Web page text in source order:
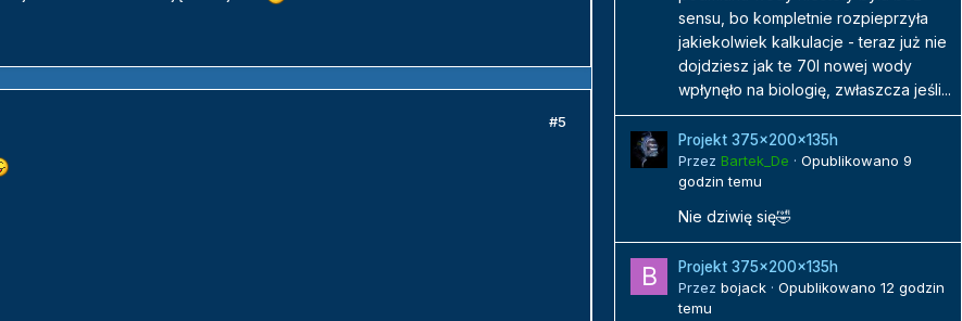
#5
sensu, bo kompletnie rozpieprzyła
jakiekolwiek kalkulacje - teraz już nie
dojdziesz jak te 70l nowej wody
wpłynęło na biologię, zwłaszcza jeśli...
Projekt 375x200x135h
Przez Bartek_De · Opublikowano 9
godzin temu
Nie dziwię się🤣
Projekt 375x200x135h
Przez bojack · Opublikowano 12 godzin
temu